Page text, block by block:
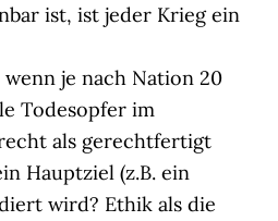
ist, ist jeder Krieg ein
je nach Nation 20
Todesopfer im
als gerechtfertigt
Hauptziel (z.B. ein
wird? Ethik als die